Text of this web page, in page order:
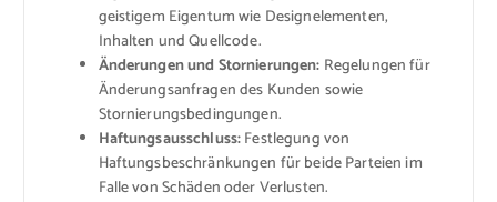
geistigem Eigentum wie Designelementen,
Inhalten und Quellcode.
Änderungen und Stornierungen: Regelungen für
Änderungsanfragen des Kunden sowie
Stornierungsbedingungen.
Haftungsausschluss:Festlegung von
Haftungsbeschränkungen für beide Parteien im
Falle von Schäden oder Verlusten.